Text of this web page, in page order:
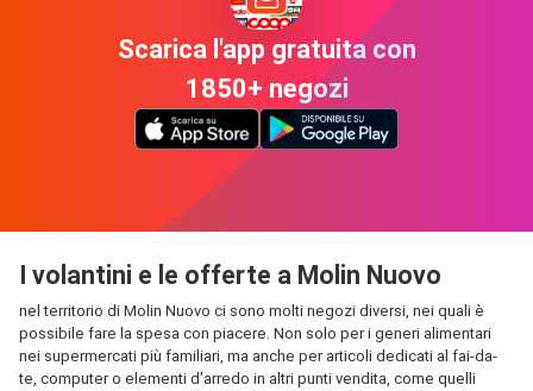
Scarica l'app gratuita con
1850+ negozi
I volantini e le offerte a Molin Nuovo
nel territorio di Molin Nuovo ci sono molti negozi diversi, nei quali è
possibile fare la spesa con piacere. Non solo per i generi alimentari
nei supermercati più familiari, ma anche per articoli dedicati al fai-da-
te, computer o elementi d'arredo in altri punti vendita, come quelli